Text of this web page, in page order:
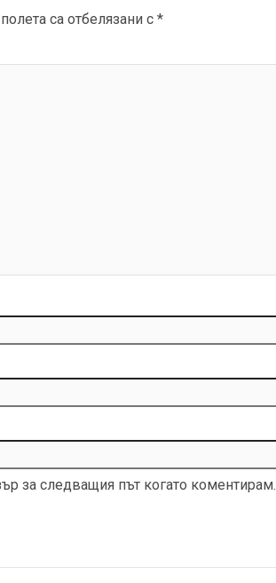
са отбелязани с *
за следващия път когато коментирам.